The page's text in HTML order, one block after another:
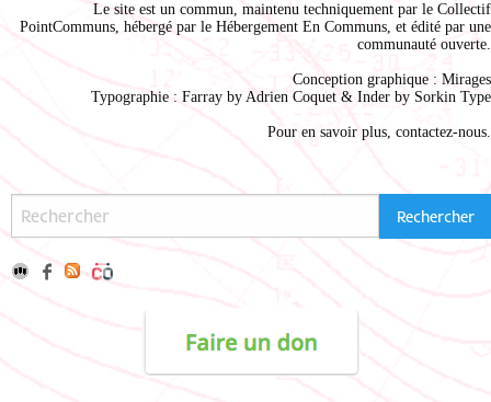
Le site est un commun, maintenu techniquement par le Collectif
PointCommuns, hébergé par le Hébergement En Communs, et édité par une
communauté ouverte.
Conception graphique : Mirages
Typographie : Farray by Adrien Coquet & Inder by Sorkin Type
Pour en savoir plus, contactez-nous.